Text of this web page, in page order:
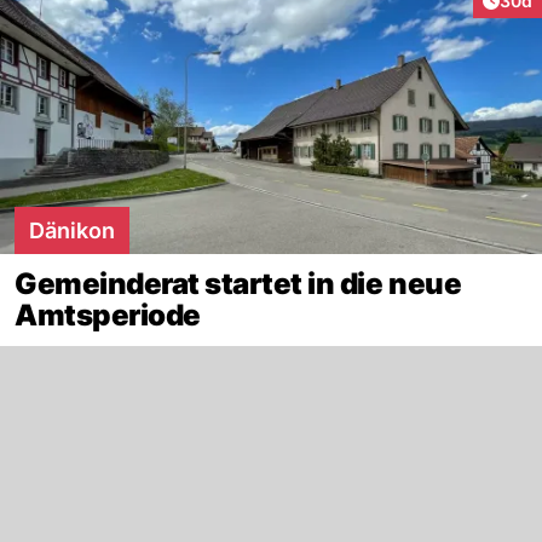
Dänikon
Gemeinderat startet in die neue
Amtsperiode